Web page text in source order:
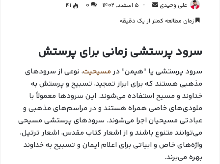
علی وحیدی 5 اسفند, 1402 0
41
زمان مطالعه کمتر از یک دقیقه
سرود پرستشی زمانی برای پرستش
سرود پرستشی یا “هیمن” درمسیحیت، نوعی از سرودهای
مذهبی هستند که برای ابراز تمجید، تسبیح و پرستش به
خداوند و مسیح استفاده می‌شوند. این سرودها معمولاً با
ملودی‌های خاصی همراه هستند و در مراسم‌های مذهبی و
عبادتی مسیحیان اجرا می‌شوند. سرودهای پرستشی مسیحی
می‌توانند متنوع باشند و از اشعار کتاب مقدس، اشعار ترتیل،
واژه‌های خاص و ابیاتی برای اعلام ایمان و تسبیح به خداوند
بهره می‌برند.